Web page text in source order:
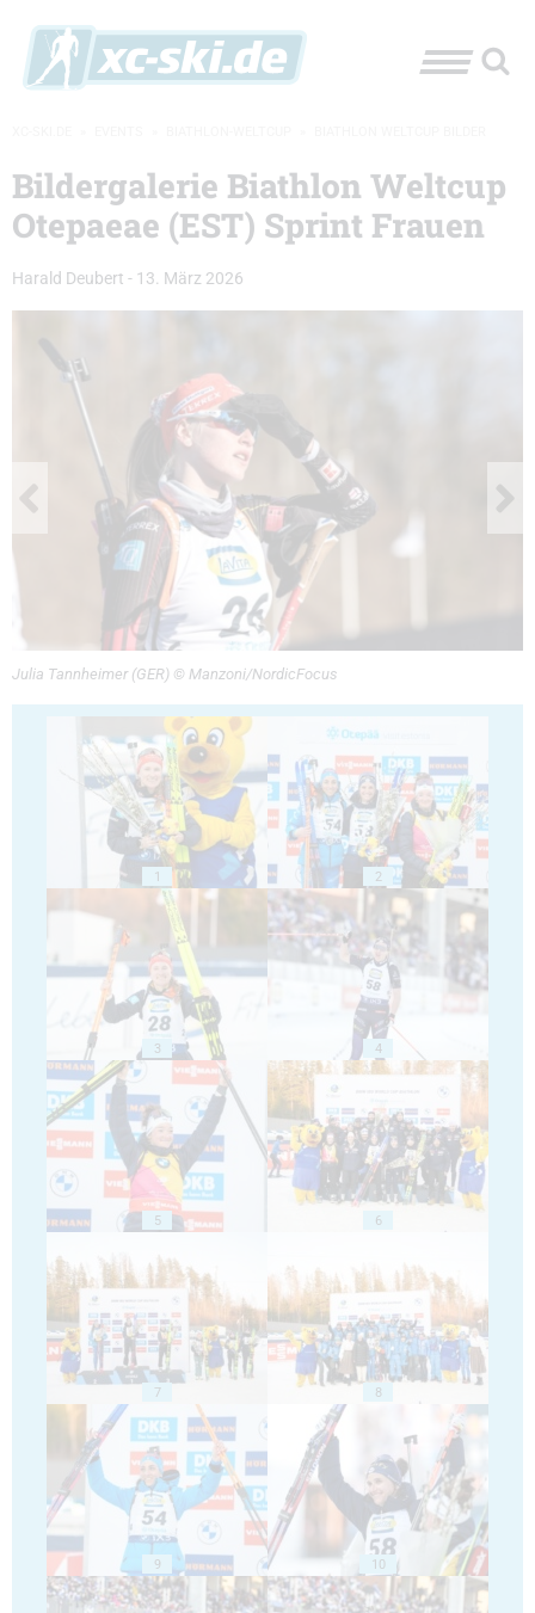
Bildergalerie Biathlon Weltcup
Otepaeae (EST) Sprint Frauen
Harald Deubert - 13. März 2026
Julia Tannheimer (GER) © Manzoni/NordicFocus
1 2
3 4
5 6
7 8
9 10